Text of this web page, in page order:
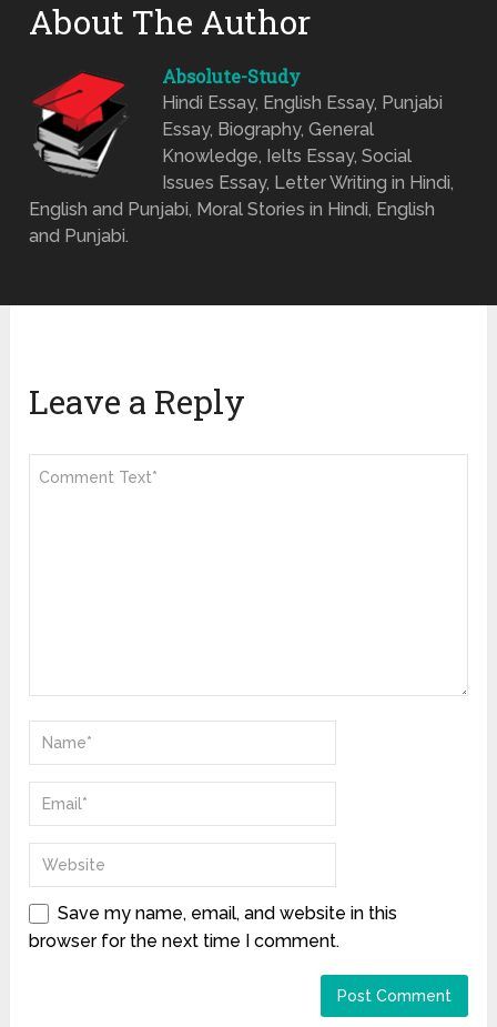
About The Author
Absolute-Study
Hindi Essay, English Essay, Punjabi
Essay, Biography, General
Knowledge, Ielts Essay, Social
Issues Essay, Letter Writing in Hindi,
English and Punjabi, Moral Stories in Hindi, English
and Punjabi.
Leave a Reply
Save my name, email, and website in this
browser for the next time I comment.